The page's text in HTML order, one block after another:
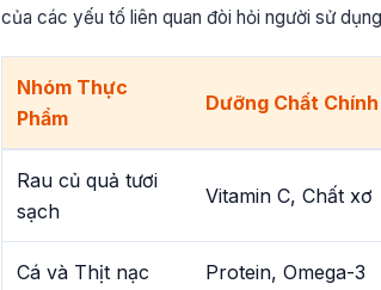
của các yếu tố liên quan đòi hỏi người sử
Nhóm Thực
Phẩm
Dưỡng Chất Chính
Rau củ quả tươi
sạch
Vitamin C, Chất xơ
Cá và Thịt nạc Protein, Omega-3